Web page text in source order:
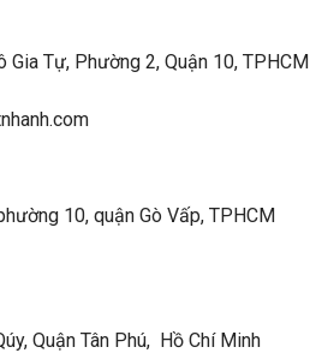
Tự, Phường 2, Quận 10, TPHCM
10, quận Gò Vấp, TPHCM
Quận Tân Phú, Hồ Chí Minh